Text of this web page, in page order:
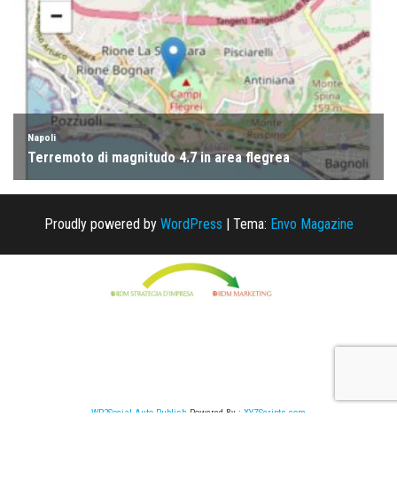
Proudly powered by WordPress | Tema: Envo Magazine
WP2Social Auto Publish Powered By : XYZScripts.com